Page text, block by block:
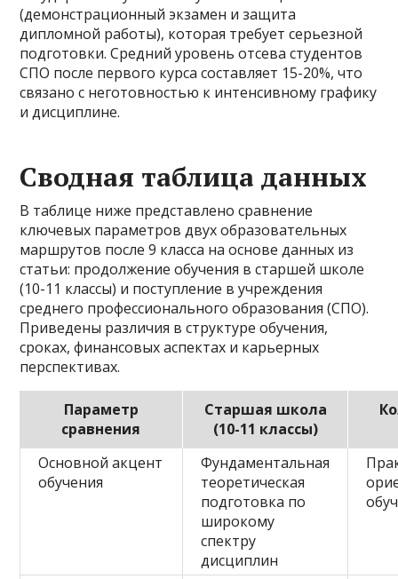
(демонстрационный экзамен и защита
дипломной работы), которая требует серьезной
подготовки. Средний уровень отсева студентов
СПО после первого курса составляет 15-20%, что
связано с неготовностью к интенсивному графику
и дисциплине.
Сводная таблица данных
В таблице ниже представлено сравнение
ключевых параметров двух образовательных
маршрутов после 9 класса на основе данных из
статьи: продолжение обучения в старшей школе
(10-11 классы) и поступление в учреждения
среднего профессионального образования (СПО).
Приведены различия в структуре обучения,
сроках, финансовых аспектах и карьерных
перспективах.
Параметр
сравнения
Старшая школа
(10-11 классы)
Основной акцент
обучения
Фундаментальная
теоретическая
подготовка по
широкому
спектру
дисциплин